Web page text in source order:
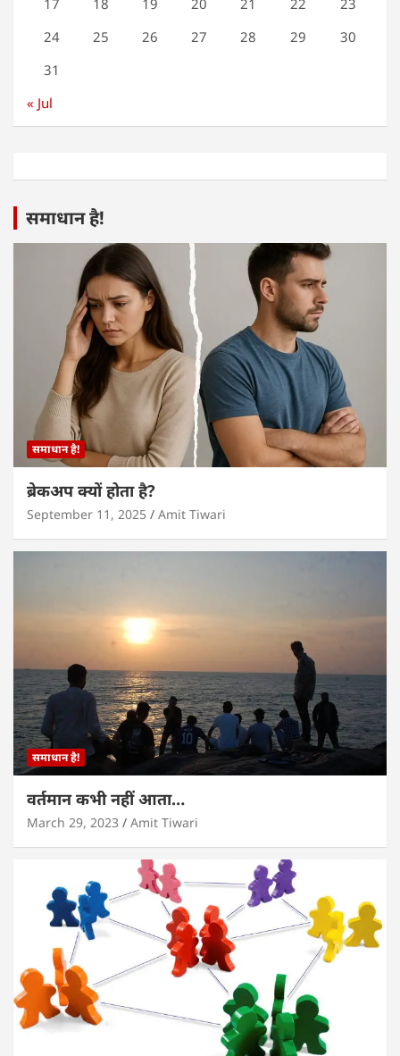
17 18 19 20 21 22
23
24
25 26 27 28 29
30
31
« Jul
समाधान है!
समाधान है!
ब्रेकअप क्यों होता है?
September 11, 2025 Amit Tiwari
समाधान है!
वर्तमान कभी नहीं आता…
March 29, 2023 Amit Tiwari